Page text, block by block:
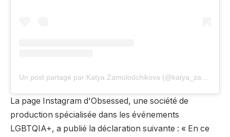
La page Instagram d'Obsessed, une société de
production spécialisée dans les événements
LGBTQIA+, a publié la déclaration suivante : « En ce